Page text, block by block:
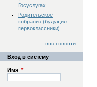
Госуслугах
Родительское
собрание (будущие
первоклассники)
все новости
Вход в систему
Имя: *